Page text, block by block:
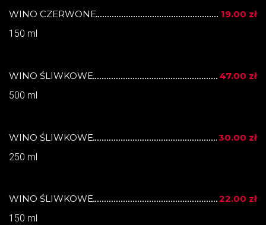
WINO CZERWONE
19.00 zł
150 ml
WINO ŚLIWKOWE
47.00 zł
500 ml
WINO ŚLIWKOWE
30.00 zł
250 ml
WINO ŚLIWKOWE
22.00 zł
150 ml